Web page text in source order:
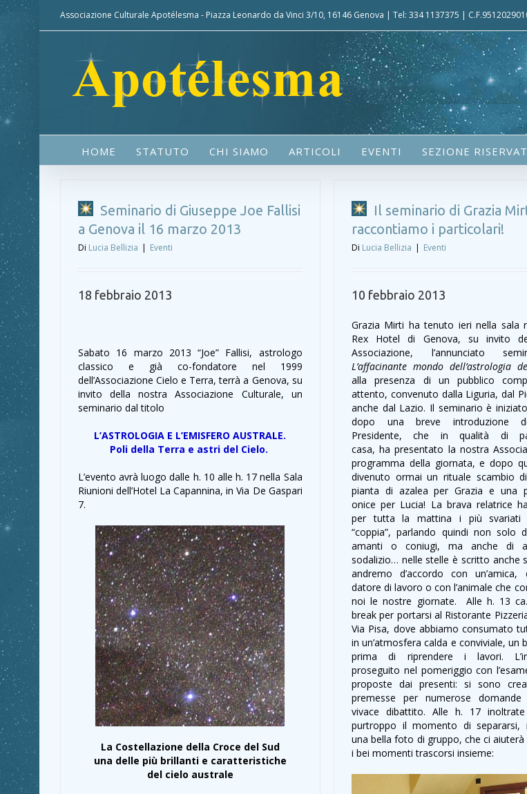
Associazione Culturale Apotélesma - Piazza Leonardo da Vinci 3/10, 16146 Genova | Tel: 334 1137375 |
HOME STATUTO CHI SIAMO ARTICOLI EVENTI SEZIONE
Seminario di Giuseppe Joe Fallisi
a Genova il 16 marzo 2013
Di Lucia Bellizia | Eventi
18 febbraio 2013
Sabato 16 marzo 2013 “Joe” Fallisi, astrologo
classico e già co-fondatore nel 1999
dell’Associazione Cielo e Terra, terrà a Genova, su
invito della nostra Associazione Culturale, un
seminario dal titolo
L’ASTROLOGIA E L’EMISFERO AUSTRALE.
Poli della Terra e astri del Cielo.
L’evento avrà luogo dalle h. 10 alle h. 17 nella Sala
Riunioni dell’Hotel La Capannina, in Via De Gaspari
7.
La Costellazione della Croce del Sud
una delle più brillanti e caratteristiche
del cielo australe
Il seminario di Grazia
raccontiamo i particolari!
Di Lucia Bellizia | Eventi
10 febbraio 2013
Grazia Mirti ha tenuto ieri nella sala
Rex Hotel di Genova, su invito
Associazione, l’annunciato
L’affacinante mondo dell’astrologia
alla presenza di un pubblico
attento, convenuto dalla Liguria, dal
anche dal Lazio. Il seminario è
dopo una breve introduzione
Presidente, che in qualità di
casa, ha presentato la nostra
programma della giornata, e dopo
divenuto ormai un rituale scambio
pianta di azalea per Grazia e una
onice per Lucia! La brava relatrice
per tutta la mattina i più svariati
“coppia”, parlando quindi non solo
amanti o coniugi, ma anche di
sodalizio… nelle stelle è scritto anche
andremo d’accordo con
datore di lavoro o con l’animale che
noi le nostre giornate. Alle h. 13
break per portarsi al Ristorante
Via Pisa, dove abbiamo consumato
in un’atmosfera calda e conviviale, un
prima di riprendere i lavori.
proseguito nel pomeriggio con
proposte dai presenti: si sono
premesse per numerose
vivace dibattito. Alle h. 17
purtroppo il momento di separarsi,
una bella foto di gruppo, che ci
i bei momenti trascorsi insieme: